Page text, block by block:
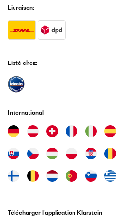
Livraison:
Listé chez:
International
Télécharger l'application Klarstein